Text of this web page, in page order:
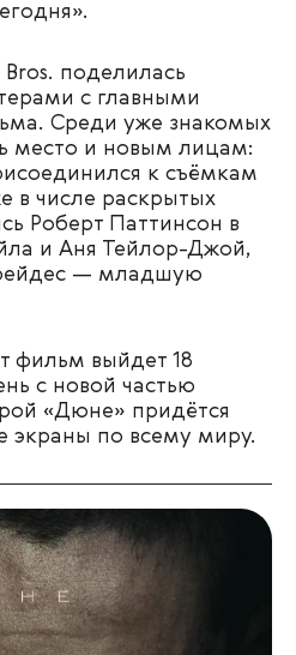
Bros. поделилась
с главными
Среди уже знакомых
место и новым лицам:
к съёмкам
в числе раскрытых
Роберт Паттинсон в
и Аня Тейлор-Джой,
— младшую
фильм выйдет 18
с новой частью
«Дюне» придётся
экраны по всему миру.